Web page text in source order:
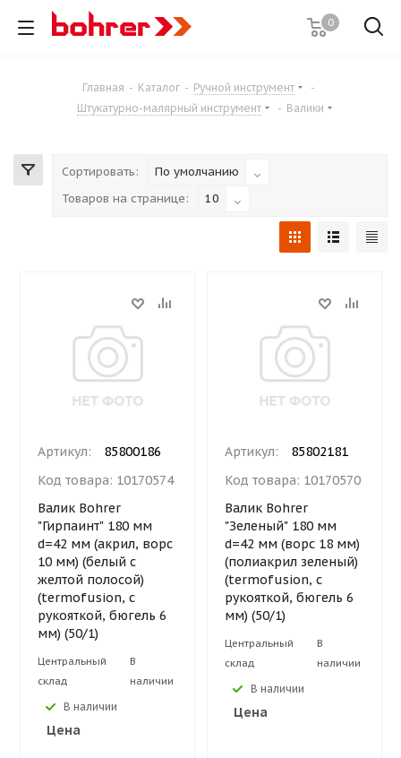
0
Главная - Каталог - Ручной инструмент
-
Штукатурно-малярный инструмент
- Валики
Сортировать:
По умолчанию
Товаров на странице:
10
Артикул:
85800186
Код товара: 10170574
Валик Bohrer
"Гирпаинт" 180 мм
d=42 мм (акрил, ворс
10 мм) (белый с
желтой полосой)
(termofusion, с
рукояткой, бюгель 6
мм) (50/1)
Центральный
склад
В
наличии
В наличии
Цена
Артикул:
85802181
Код товара: 10170570
Валик Bohrer
"Зеленый" 180 мм
d=42 мм (ворс 18 мм)
(полиакрил зеленый)
(termofusion, с
рукояткой, бюгель 6
мм) (50/1)
Центральный
склад
В
наличии
В наличии
Цена